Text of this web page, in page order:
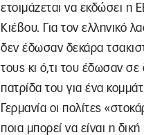
ετοιμάζεται να εκδώσει η
Κιέβου. Για τον ελληνικό
δεν έδωσαν δεκάρα
τους κι ό,τι του έδωσαν
πατρίδα του για ένα
Γερμανία οι πολίτες
ποια μπορεί να είναι η